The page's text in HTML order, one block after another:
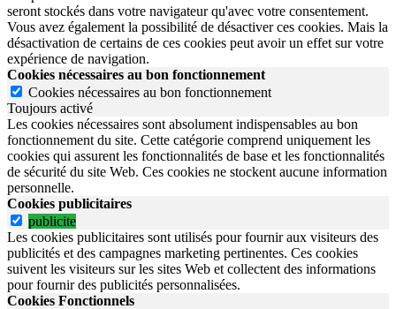
seront stockés dans votre navigateur qu'avec votre consentement.
Vous avez également la possibilité de désactiver ces cookies. Mais la
désactivation de certains de ces cookies peut avoir un effet sur votre
expérience de navigation.
Cookies nécessaires au bon fonctionnement
Cookies nécessaires au bon fonctionnement
Toujours activé
Les cookies nécessaires sont absolument indispensables au bon
fonctionnement du site. Cette catégorie comprend uniquement les
cookies qui assurent les fonctionnalités de base et les fonctionnalités
de sécurité du site Web. Ces cookies ne stockent aucune information
personnelle.
Cookies publicitaires
publicite
Les cookies publicitaires sont utilisés pour fournir aux visiteurs des
publicités et des campagnes marketing pertinentes. Ces cookies
suivent les visiteurs sur les sites Web et collectent des informations
pour fournir des publicités personnalisées.
Cookies Fonctionnels